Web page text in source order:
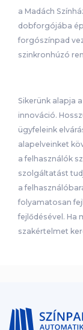
a Madách
dobforgójába
forgószínpad
szinkronhúzó
Sikerünk alapja
innováció.
ügyfeleink
alapelveinket
a felhasználók
szolgáltatást
a
folyamatosan
fejlődésével. Ha
szakértelmet